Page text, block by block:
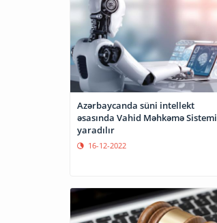
Azərbaycanda süni intellekt
əsasında Vahid Məhkəmə Sistemi
yaradılır
16-12-2022